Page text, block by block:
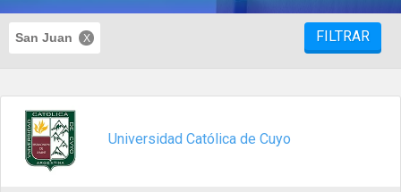
San Juan FILTRAR
Universidad Católica de Cuyo